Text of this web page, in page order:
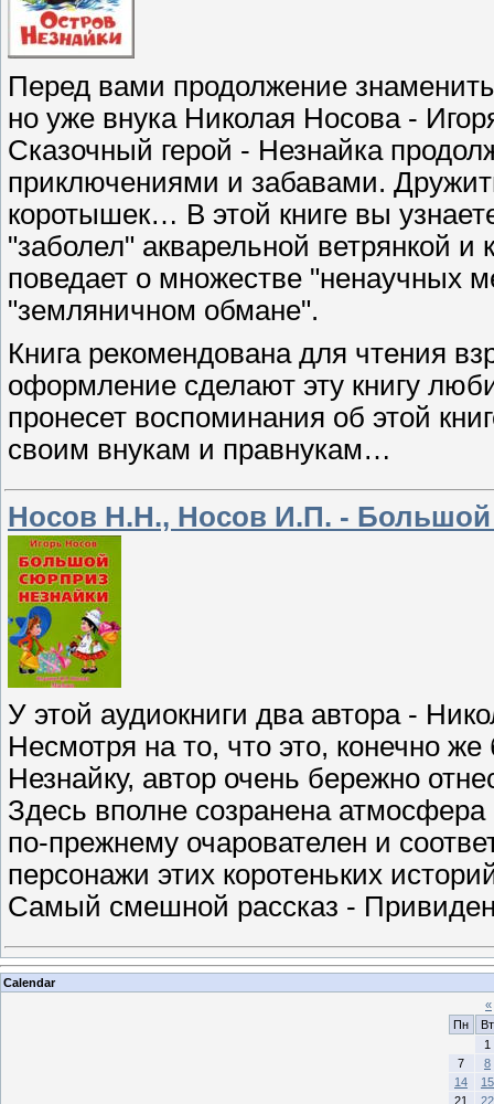
Перед вами продолжение
но уже внука Николая Носова -
Сказочный герой - Незнайка
приключениями и забавами.
коротышек… В этой книге вы
"заболел" акварельной ветрянкой
поведает о множестве "ненаучных
"земляничном обмане".
Книга рекомендована для чтения
оформление сделают эту книгу
пронесет воспоминания об этой
своим внукам и правнукам…
Носов Н.Н., Носов И.П. - Большой
У этой аудиокниги два автора -
Несмотря на то, что это, конечно
Незнайку, автор очень бережно
Здесь вполне созранена
по-прежнему очарователен и
персонажи этих коротеньких
Самый смешной рассказ -
Calendar
«
Пн
Вт
1
7
8
14
15
21
22